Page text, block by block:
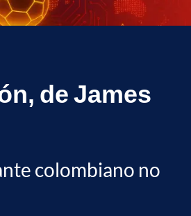
de James
colombiano no